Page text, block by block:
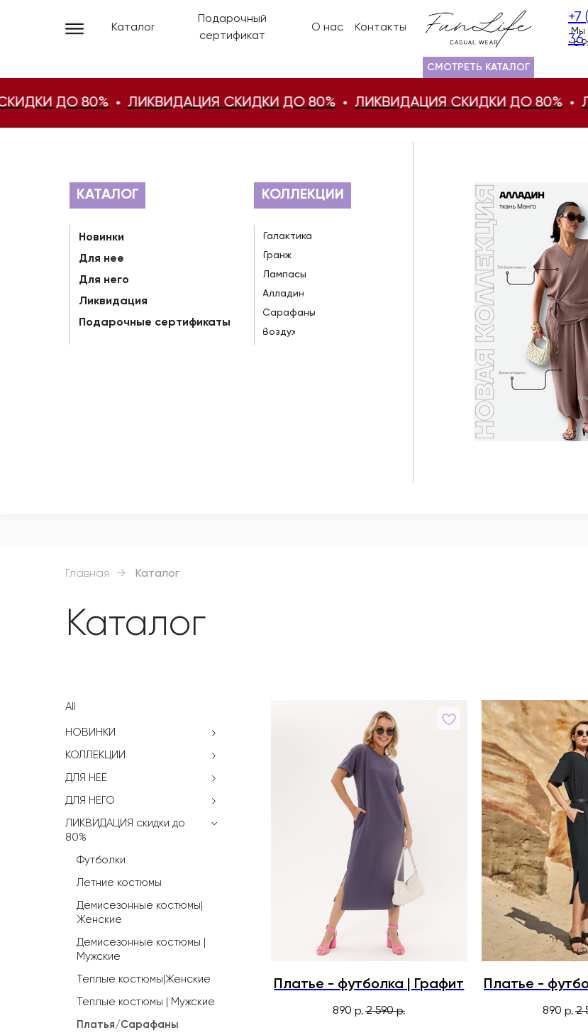
Каталог
Подарочный
сертификат
О нас Контакты
СМОТРЕТЬ КАТАЛОГ
+7
36
Мы
с
ДО 80% ЛИКВИДАЦИЯ СКИДКИ ДО 80% ЛИКВИДАЦИЯ СКИДКИ ДО 80%
Ликвидация
Для него
Подарочные сертификаты
Лампасы
Алладин
Сарафаны
Воздух
Галактика
Гранж
КАТАЛОГ КОЛЛЕКЦИИ
Для нее
Новинки
Главная → Каталог
Каталог
All
НОВИНКИ
КОЛЛЕКЦИИ
ДЛЯ НЕЁ
ДЛЯ НЕГО
ЛИКВИДАЦИЯ скидки до
80%
Футболки
Летние костюмы
Демисезонные костюмы|
Женские
Демисезонные костюмы |
Мужские
Теплые костюмы|Женские
Теплые костюмы | Мужские
Платья/Сарафаны
Платье - футболка | Графит
890 р. 2 590 р.
Платье -
890 р. 2